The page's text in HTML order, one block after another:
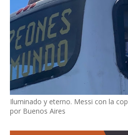
Iluminado y eterno. Messi con la
por Buenos Aires